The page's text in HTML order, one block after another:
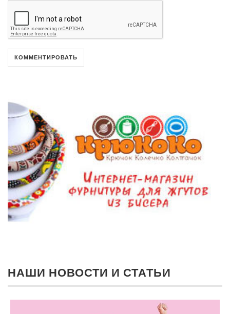
НАШИ НОВОСТИ И СТАТЬИ